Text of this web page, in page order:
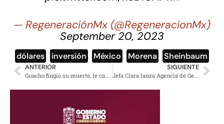
— RegeneraciónMx (@RegeneracionMx)
September 20, 2023
dólares inversión México Morena Sheinbaum
ANTERIOR SIGUIENTE
Jefa Clara lanza Agencia de Gestión Integral de Residuos de CDMX